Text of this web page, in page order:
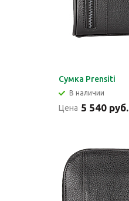
Cумка Prensiti
В наличии
Цена 5 540 руб.